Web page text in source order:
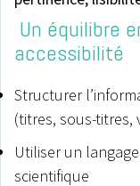
Un équilibre
accessibilité
Structurer
(titres, sous-titres,
Utiliser un
scientifique